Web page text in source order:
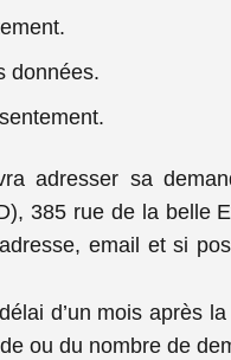
données.
adresser sa
385 rue de la belle
email et si
d’un mois après
ou du nombre de